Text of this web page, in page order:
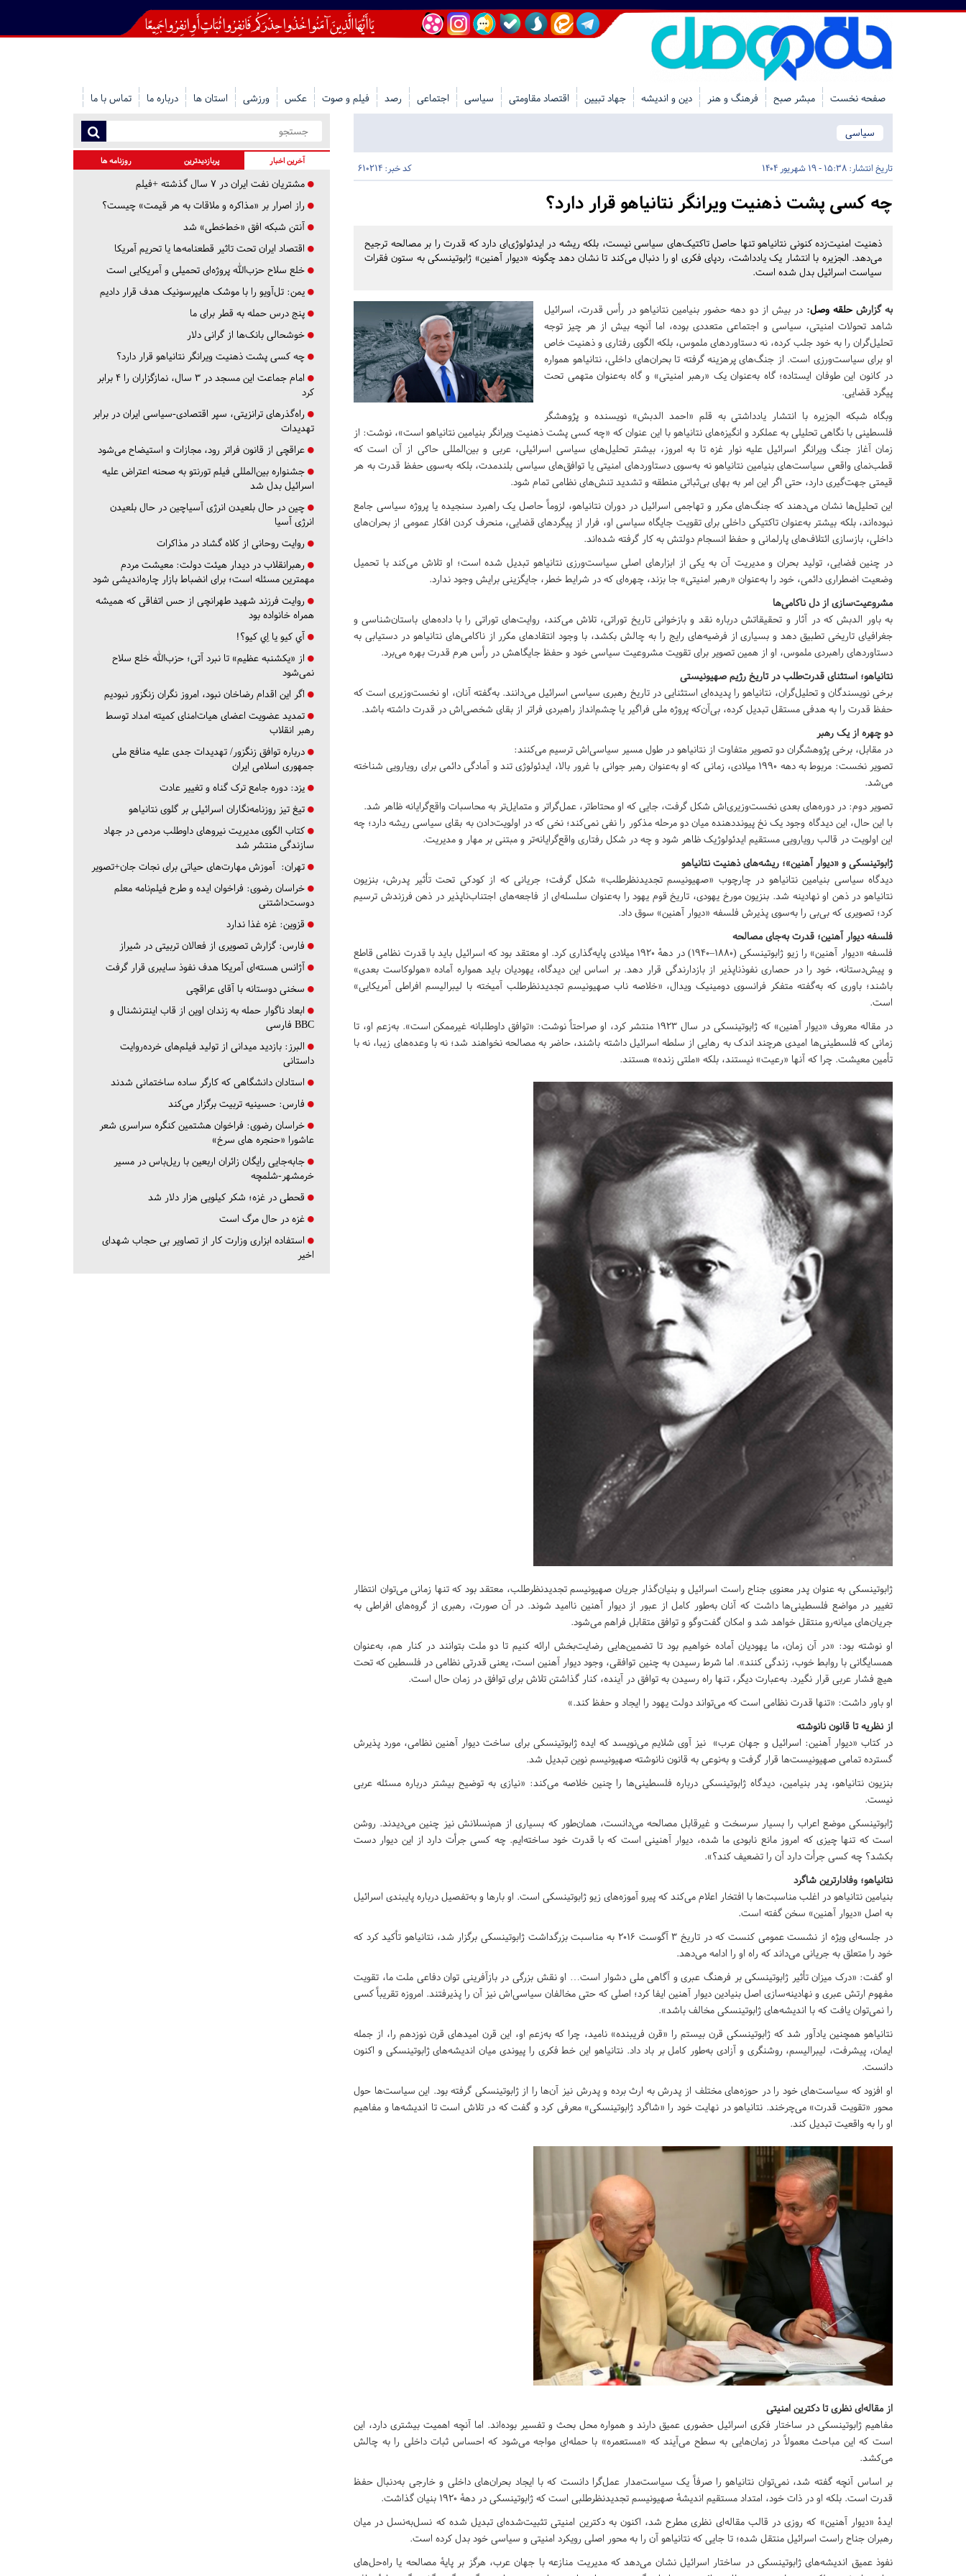
صفحه نخست مبشر صبح فرهنگ و هنر دین و اندیشه جهاد تبیین اقتصاد مقاومتی سیاسی اجتماعی رصد فیلم و صوت عکس ورزشی استان ها درباره ما تماس با ما
سیاسی
تاریخ انتشار: 15:38 - 19 شهریور 1404 کد خبر: 610214
چه کسی پشت ذهنیت ویرانگر نتانیاهو قرار دارد؟
ذهنیت امنیت‌زده کنونی نتانیاهو تنها حاصل تاکتیک‌های سیاسی نیست، بلکه ریشه در ایدئولوژی‌ای دارد که قدرت را بر مصالحه ترجیح
می‌دهد. الجزیره با انتشار یک یادداشت، ردپای فکری او را دنبال می‌کند تا نشان دهد چگونه «دیوار آهنین» ژابوتینسکی به ستون فقرات
سیاست اسرائیل بدل شده است.
به گزارشحلقه وصل: در بیش از دو دهه حضور بنیامین نتانیاهو در رأس قدرت، اسرائیل
شاهد تحولات امنیتی، سیاسی و اجتماعی متعددی بوده، اما آنچه بیش از هر چیز توجه
تحلیل‌گران را به خود جلب کرده، نه دستاوردهای ملموس، بلکه الگوی رفتاری و ذهنیت خاص
او برای سیاست‌ورزی است. از جنگ‌های پرهزینه گرفته تا بحران‌های داخلی، نتانیاهو همواره
در کانون این طوفان ایستاده؛ گاه به‌عنوان یک «رهبر امنیتی» و گاه به‌عنوان متهمی تحت
پیگرد قضایی.
وبگاه شبکه الجزیره با انتشار یادداشتی به قلم «احمد الدبش» نویسنده و پژوهشگر
فلسطینی با نگاهی تحلیلی به عملکرد و انگیزه‌های نتانیاهو با این عنوان که «چه کسی پشت ذهنیت ویرانگر بنیامین نتانیاهو است»، نوشت: از
زمان آغاز جنگ ویرانگر اسرائیل علیه نوار غزه تا به امروز، بیشتر تحلیل‌های سیاسی اسرائیلی، عربی و بین‌المللی حاکی از آن است که
قطب‌نمای واقعی سیاست‌های بنیامین نتانیاهو نه به‌سوی دستاوردهای امنیتی یا توافق‌های سیاسی بلندمدت، بلکه به‌سوی حفظ قدرت به هر
قیمتی جهت‌گیری دارد، حتی اگر این امر به بهای بی‌ثباتی منطقه و تشدید تنش‌های نظامی تمام شود.
این تحلیل‌ها نشان می‌دهند که جنگ‌های مکرر و تهاجمی اسرائیل در دوران نتانیاهو، لزوماً حاصل یک راهبرد سنجیده یا پروژه سیاسی جامع
نبوده‌اند، بلکه بیشتر به‌عنوان تاکتیکی داخلی برای تقویت جایگاه سیاسی او، فرار از پیگردهای قضایی، منحرف کردن افکار عمومی از بحران‌های
داخلی، بازسازی ائتلاف‌های پارلمانی و حفظ انسجام دولتش به کار گرفته شده‌اند.
در چنین فضایی، تولید بحران و مدیریت آن به یکی از ابزارهای اصلی سیاست‌ورزی نتانیاهو تبدیل شده است؛ او تلاش می‌کند با تحمیل
وضعیت اضطراری دائمی، خود را به‌عنوان «رهبر امنیتی» جا بزند، چهره‌ای که در شرایط خطر، جایگزینی برایش وجود ندارد.
مشروعیت‌سازی از دل ناکامی‌ها
به باور الدبش که در آثار و تحقیقاتش درباره نقد و بازخوانی تاریخ توراتی، تلاش می‌کند، روایت‌های توراتی را با داده‌های باستان‌شناسی و
جغرافیای تاریخی تطبیق دهد و بسیاری از فرضیه‌های رایج را به چالش بکشد، با وجود انتقادهای مکرر از ناکامی‌های نتانیاهو در دستیابی به
دستاوردهای راهبردی ملموس، او از همین تصویر برای تقویت مشروعیت سیاسی خود و حفظ جایگاهش در رأس هرم قدرت بهره می‌برد.
نتانیاهو؛ استثنای قدرت‌طلب در تاریخ رژیم صهیونیستی
برخی نویسندگان و تحلیل‌گران، نتانیاهو را پدیده‌ای استثنایی در تاریخ رهبری سیاسی اسرائیل می‌دانند. به‌گفته آنان، او نخست‌وزیری است که
حفظ قدرت را به هدفی مستقل تبدیل کرده، بی‌آن‌که پروژه ملی فراگیر یا چشم‌انداز راهبردی فراتر از بقای شخصی‌اش در قدرت داشته باشد.
دو چهره از یک رهبر
در مقابل، برخی پژوهشگران دو تصویر متفاوت از نتانیاهو در طول مسیر سیاسی‌اش ترسیم می‌کنند:
تصویر نخست: مربوط به دهه ۱۹۹۰ میلادی، زمانی که او به‌عنوان رهبر جوانی با غرور بالا، ایدئولوژی تند و آمادگی دائمی برای رویارویی شناخته
می‌شد.
تصویر دوم: در دوره‌های بعدی نخست‌وزیری‌اش شکل گرفت، جایی که او محتاط‌تر، عمل‌گراتر و متمایل‌تر به محاسبات واقع‌گرایانه ظاهر شد.
با این حال، این دیدگاه وجود یک نخ پیونددهنده میان دو مرحله مذکور را نفی نمی‌کند؛ نخی که در اولویت‌دادن به بقای سیاسی ریشه دارد؛ چه
این اولویت در قالب رویارویی مستقیم ایدئولوژیک ظاهر شود و چه در شکل رفتاری واقع‌گرایانه‌تر و مبتنی بر مهار و مدیریت.
ژابوتینسکی و «دیوار آهنین»؛ ریشه‌های ذهنیت نتانیاهو
دیدگاه سیاسی بنیامین نتانیاهو در چارچوب «صهیونیسم تجدیدنظرطلب» شکل گرفت؛ جریانی که از کودکی تحت تأثیر پدرش، بنزیون
نتانیاهو در ذهن او نهادینه شد. بنزیون مورخ یهودی، تاریخ قوم یهود را به‌عنوان سلسله‌ای از فاجعه‌های اجتناب‌ناپذیر در ذهن فرزندش ترسیم
کرد؛ تصویری که بی‌بی را به‌سوی پذیرش فلسفه «دیوار آهنین» سوق داد.
فلسفه دیوار آهنین؛ قدرت به‌جای مصالحه
فلسفه «دیوار آهنین» را زیو ژابوتینسکی (۱۸۸۰–۱۹۴۰) در دههٔ ۱۹۲۰ میلادی پایه‌گذاری کرد. او معتقد بود که اسرائیل باید با قدرت نظامی قاطع
و پیش‌دستانه، خود را در حصاری نفوذناپذیر از بازدارندگی قرار دهد. بر اساس این دیدگاه، یهودیان باید همواره آماده «هولوکاست بعدی»
باشند؛ باوری که به‌گفته متفکر فرانسوی دومینیک ویدال، «خلاصه ناب صهیونیسم تجدیدنظرطلب آمیخته با لیبرالیسم افراطی آمریکایی»
است.
در مقاله معروف «دیوار آهنین» که ژابوتینسکی در سال ۱۹۲۳ منتشر کرد، او صراحتاً نوشت: «توافق داوطلبانه غیرممکن است». به‌زعم او، تا
زمانی که فلسطینی‌ها امیدی هرچند اندک به رهایی از سلطه اسرائیل داشته باشند، حاضر به مصالحه نخواهند شد؛ نه با وعده‌های زیبا، نه با
تأمین معیشت. چرا که آنها «رعیت» نیستند، بلکه «ملتی زنده» هستند.
ژابوتینسکی به عنوان پدر معنوی جناح راست اسرائیل و بنیان‌گذار جریان صهیونیسم تجدیدنظرطلب، معتقد بود که تنها زمانی می‌توان انتظار
تغییر در مواضع فلسطینی‌ها داشت که آنان به‌طور کامل از عبور از دیوار آهنین ناامید شوند. در آن صورت، رهبری از گروه‌های افراطی به
جریان‌های میانه‌رو منتقل خواهد شد و امکان گفت‌وگو و توافق متقابل فراهم می‌شود.
او نوشته بود: «در آن زمان، ما یهودیان آماده خواهیم بود تا تضمین‌هایی رضایت‌بخش ارائه کنیم تا دو ملت بتوانند در کنار هم، به‌عنوان
همسایگانی با روابط خوب، زندگی کنند». اما شرط رسیدن به چنین توافقی، وجود دیوار آهنین است، یعنی قدرتی نظامی در فلسطین که تحت
هیچ فشار عربی قرار نگیرد. به‌عبارت دیگر، تنها راه رسیدن به توافق در آینده، کنار گذاشتن تلاش برای توافق در زمان حال است.
او باور داشت: «تنها قدرت نظامی است که می‌تواند دولت یهود را ایجاد و حفظ کند.»
از نظریه تا قانون نانوشته
در کتاب «دیوار آهنین: اسرائیل و جهان عرب» نیز آوی شلایم می‌نویسد که ایده ژابوتینسکی برای ساخت دیوار آهنین نظامی، مورد پذیرش
گسترده تمامی صهیونیست‌ها قرار گرفت و به‌نوعی به قانون نانوشته صهیونیسم نوین تبدیل شد.
بنزیون نتانیاهو، پدر بنیامین، دیدگاه ژابوتینسکی درباره فلسطینی‌ها را چنین خلاصه می‌کند: «نیازی به توضیح بیشتر درباره مسئله عربی
نیست.
ژابوتینسکی موضع اعراب را بسیار سرسخت و غیرقابل مصالحه می‌دانست، همان‌طور که بسیاری از هم‌نسلانش نیز چنین می‌دیدند. روشن
است که تنها چیزی که امروز مانع نابودی ما شده، دیوار آهنینی است که با قدرت خود ساخته‌ایم. چه کسی جرأت دارد از این دیوار دست
بکشد؟ چه کسی جرأت دارد آن را تضعیف کند؟».
نتانیاهو؛ وفادارترین شاگرد
بنیامین نتانیاهو در اغلب مناسبت‌ها با افتخار اعلام می‌کند که پیرو آموزه‌های زیو ژابوتینسکی است. او بارها و به‌تفصیل درباره پایبندی اسرائیل
به اصل «دیوار آهنین» سخن گفته است.
در جلسه‌ای ویژه‌ از نشست عمومی کنست که در تاریخ ۳ آگوست ۲۰۱۶ به مناسبت بزرگداشت ژابوتینسکی برگزار شد، نتانیاهو تأکید کرد که
خود را متعلق به جریانی می‌داند که راه او را ادامه می‌دهد.
او گفت: «درک میزان تأثیر ژابوتینسکی بر فرهنگ عبری و آگاهی ملی دشوار است… او نقش بزرگی در بازآفرینی توان دفاعی ملت ما، تقویت
مفهوم ارتش عبری و نهادینه‌سازی اصل بنیادین دیوار آهنین ایفا کرد؛ اصلی که حتی مخالفان سیاسی‌اش نیز آن را پذیرفتند. امروزه تقریباً کسی
را نمی‌توان یافت که با اندیشه‌های ژابوتینسکی مخالف باشد».
نتانیاهو همچنین یادآور شد که ژابوتینسکی قرن بیستم را «قرن فریبنده» نامید، چرا که به‌زعم او، این قرن امیدهای قرن نوزدهم را، از جمله
ایمان، پیشرفت، لیبرالیسم، روشنگری و آزادی به‌طور کامل بر باد داد. نتانیاهو این خط فکری را پیوندی میان اندیشه‌های ژابوتینسکی و اکنون
دانست.
او افزود که سیاست‌های خود را در حوزه‌های مختلف از پدرش به ارث برده و پدرش نیز آن‌ها را از ژابوتینسکی گرفته بود. این سیاست‌ها حول
محور «تقویت قدرت» می‌چرخند. نتانیاهو در نهایت خود را «شاگرد ژابوتینسکی» معرفی کرد و گفت که در تلاش است تا اندیشه‌ها و مفاهیم
او را به واقعیت تبدیل کند.
از مقاله‌ای نظری تا دکترین امنیتی
مفاهیم ژابوتینسکی در ساختار فکری اسرائیل حضوری عمیق دارند و همواره محل بحث و تفسیر بوده‌اند. اما آنچه اهمیت بیشتری دارد، این
است که این مباحث معمولاً در زمان‌هایی به سطح می‌آیند که «مستعمره» با حمله‌ای مواجه می‌شود که احساس ثبات داخلی را به چالش
می‌کشد.
بر اساس آنچه گفته شد، نمی‌توان نتانیاهو را صرفاً یک سیاست‌مدار عمل‌گرا دانست که با ایجاد بحران‌های داخلی و خارجی به‌دنبال حفظ
قدرت است. بلکه او در ذات خود، امتداد مستقیم اندیشهٔ صهیونیسم تجدیدنظرطلبی است که ژابوتینسکی در دههٔ ۱۹۲۰ بنیان گذاشت.
ایدهٔ «دیوار آهنین» که روزی در قالب مقاله‌ای نظری مطرح شد، اکنون به دکترین امنیتی تثبیت‌شده‌ای تبدیل شده که نسل‌به‌نسل در میان
رهبران جناح راست اسرائیل منتقل شده؛ تا جایی که نتانیاهو آن را به محور اصلی رویکرد امنیتی و سیاسی خود بدل کرده است.
نفوذ عمیق اندیشه‌های ژابوتینسکی در ساختار اسرائیل نشان می‌دهد که مدیریت منازعه با جهان عرب، هرگز بر پایهٔ مصالحه یا راه‌حل‌های
آخرین اخبار پربازدیدترین روزنامه ها
مشتریان نفت ایران در ۷ سال گذشته +فیلم
راز اصرار بر «مذاکره و ملاقات به هر قیمت» چیست؟
آنتن شبکه افق «خط‌خطی» شد
اقتصاد ایران تحت تاثیر قطعنامه‌ها یا تحریم‌ آمریکا
خلع سلاح حزب‌الله پروژه‌ای تحمیلی و آمریکایی است
یمن: تل‌آویو را با موشک هایپرسونیک هدف قرار دادیم
پنج درس‌ حمله به قطر برای ما
خوشحالی بانک‌ها از گرانی دلار
چه کسی پشت ذهنیت ویرانگر نتانیاهو قرار دارد؟
امام جماعت این مسجد در ۳ سال، نمازگزاران را ۴ برابر
کرد
راه‌گذرهای ترانزیتی، سپر اقتصادی-سیاسی ایران در برابر
تهدیدات
عراقچی از قانون فراتر رود، مجازات و استیضاح می‌شود
جشنواره بین‌المللی فیلم تورنتو به صحنه اعتراض علیه
اسرائیل بدل شد
چین در حال بلعیدن انرژی آسیاچین در حال بلعیدن
انرژی آسیا
روایت روحانی از کلاه گشاد در مذاکرات
رهبرانقلاب در دیدار هیئت دولت: معیشت مردم
مهمترین مسئله است؛ برای انضباط بازار چاره‌اندیشی شود
روایت فرزند شهید طهرانچی از حس اتفاقی که همیشه
همراه خانواده بود
آي كيو يا اِي كيو؟!
از «یکشنبه عظیم» تا نبرد آتی؛ حزب‌الله خلع سلاح
نمی‌شود
اگر این اقدام رضاخان نبود، امروز نگران زنگزور نبودیم
تمدید عضویت اعضای هیات‌امنای کمیته امداد توسط
رهبر انقلاب
درباره توافق زنگزور/ تهدیدات جدی علیه منافع ملی
جمهوری اسلامی ایران
یزد: دوره جامع ترک گناه و تغییر عادت
تیغ تیز روزنامه‌نگاران اسرائیلی بر گلوی نتانیاهو
کتاب الگوی مدیریت نیروهای داوطلب مردمی در جهاد
سازندگی منتشر شد
تهران: آموزش مهارت‌های حیاتی برای نجات جان+تصویر
خراسان رضوی: فراخوان ایده و طرح فیلم‌نامه معلم
دوست‌داشتنی
قزوین: غزه غذا ندارد
فارس: گزارش تصویری از فعالان تربیتی در شیراز
آژانس هسته‌ای آمریکا هدف نفوذ سایبری قرار گرفت
سخنی دوستانه با آقای عراقچی
ابعاد ناگوار حمله به زندان اوین از قاب اینترنشنال و
BBC فارسی
البرز: بازدید میدانی از تولید فیلم‌های خرده‌روایت
داستانی
استادان دانشگاهی که کارگر ساده ساختمانی شدند
فارس: حسینیه تربیت برگزار می‌کند
خراسان رضوی: فراخوان هشتمین کنگره سراسری شعر
عاشورا «حنجره های سرخ»
جابه‌جایی رایگان زائران اربعین با ریل‌باس در مسیر
خرمشهر-شلمچه
قحطی در غزه؛ شکر کیلویی هزار دلار شد
غزه در حال مرگ است
استفاده ابزاری وزارت کار از تصاویر بی حجاب شهدای
اخیر